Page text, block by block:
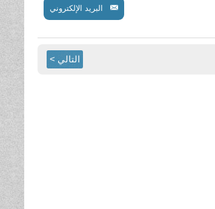
البريد الإلكتروني
التالي >